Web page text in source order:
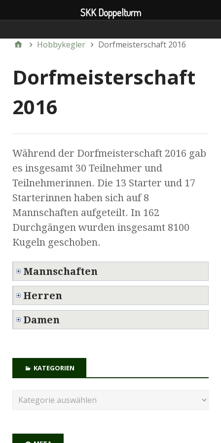
Hobbykegler Dorfmeisterschaft 2016
Dorfmeisterschaft
2016
Während der Dorfmeisterschaft 2016 gab
es insgesamt 30 Teilnehmer und
Teilnehmerinnen. Die 13 Starter und 17
Starterinnen haben sich auf 8
Mannschaften aufgeteilt. In 162
Durchgängen wurden insgesamt 8100
Kugeln geschoben.
Mannschaften
Herren
Damen
KATEGORIEN
SKK Doppelturm